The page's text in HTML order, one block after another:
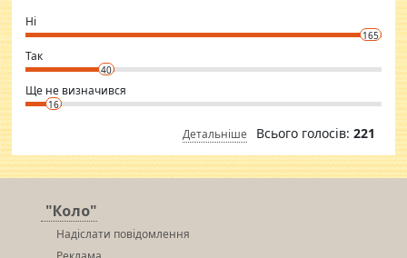
want to meet new people. Sakshi Mirchandani health and figure
conscious in order to keep yourself fit and regularly go to the health
club.
⇒ sakshimirchandani.com
Ні
165
Так
40
Ще не визначився
16
Детальніше Всього голосів: 221
"Коло"
Надіслати повідомлення